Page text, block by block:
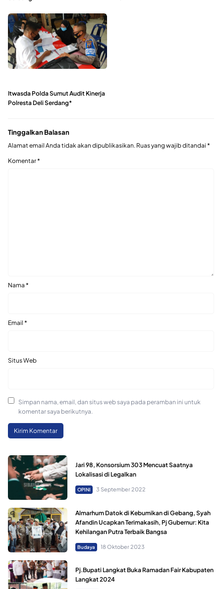
Itwasda Polda Sumut Audit Kinerja
Polresta Deli Serdang*
Tinggalkan Balasan
Alamat email Anda tidak akan dipublikasikan. Ruas yang wajib ditandai *
Komentar*
Nama *
Email *
Situs Web
Simpan nama, email, dan situs web saya pada peramban ini untuk
komentar saya berikutnya.
Jari 98, Konsorsium 303 Mencuat Saatnya
Lokalisasi di Legalkan
OPINI 3 September 2022
Almarhum Datok di Kebumikan di Gebang, Syah
Afandin Ucapkan Terimakasih, Pj Gubernur: Kita
Kehilangan Putra Terbaik Bangsa
Budaya 18 Oktober 2023
Pj.Bupati Langkat Buka Ramadan Fair Kabupaten
Langkat 2024